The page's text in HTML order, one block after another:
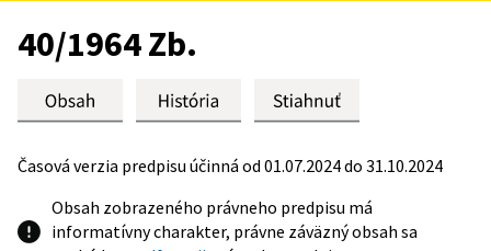
Preskoč na obsah
40/1964 Zb.
Časová verzia predpisu účinná od 01.07.2024 do 31.10.2024
Obsah zobrazeného právneho predpisu má
informatívny charakter, právne záväzný obsah sa